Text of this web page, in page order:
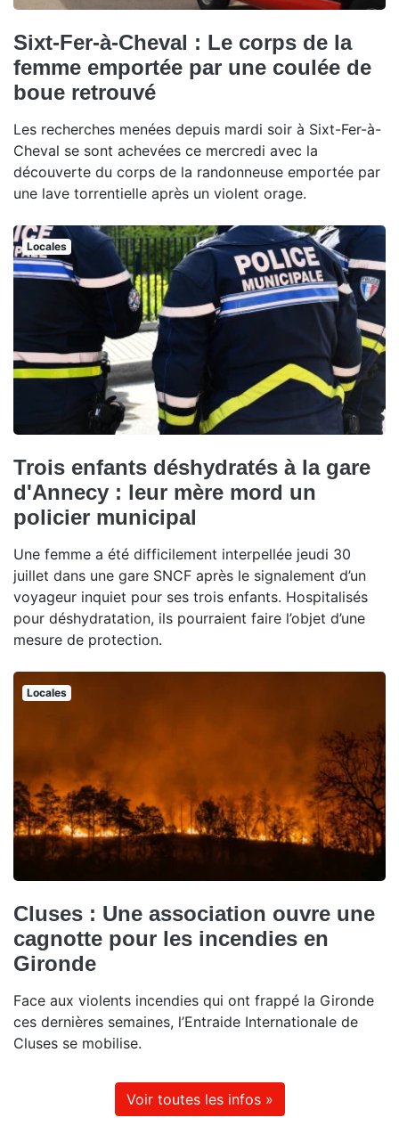
Sixt-Fer-à-Cheval : Le corps de la
femme emportée par une coulée de
boue retrouvé
Les recherches menées depuis mardi soir à Sixt-Fer-à-
Cheval se sont achevées ce mercredi avec la
découverte du corps de la randonneuse emportée par
une lave torrentielle après un violent orage.
Locales
Trois enfants déshydratés à la gare
d'Annecy : leur mère mord un
policier municipal
Une femme a été difficilement interpellée jeudi 30
juillet dans une gare SNCF après le signalement d’un
voyageur inquiet pour ses trois enfants. Hospitalisés
pour déshydratation, ils pourraient faire l’objet d’une
mesure de protection.
Locales
Cluses : Une association ouvre une
cagnotte pour les incendies en
Gironde
Face aux violents incendies qui ont frappé la Gironde
ces dernières semaines, l’Entraide Internationale de
Cluses se mobilise.
Voir toutes les infos »